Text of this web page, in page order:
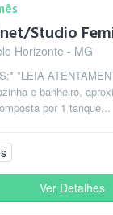
Studio
Horizonte - MG
*LEIA
e banheiro,
por 1 tanque...
Ver Detalhes